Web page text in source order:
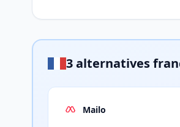
3 alternatives
Mailo